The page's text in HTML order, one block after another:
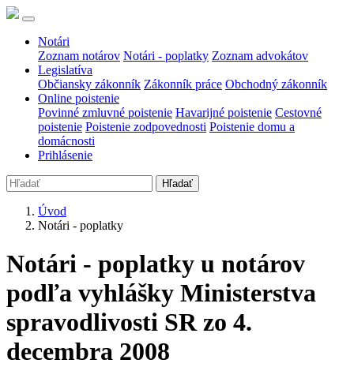
Notári
Zoznam notárov Notári - poplatky Zoznam advokátov
Legislatíva
Občiansky zákonník Zákonník práce Obchodný zákonník
Online poistenie
Povinné zmluvné poistenie Havarijné poistenie Cestovné
poistenie Poistenie zodpovednosti Poistenie domu a
domácnosti
Prihlásenie
Hľadať
Úvod
Notári - poplatky
Notári - poplatky u notárov
podľa vyhlášky Ministerstva
spravodlivosti SR zo 4.
decembra 2008